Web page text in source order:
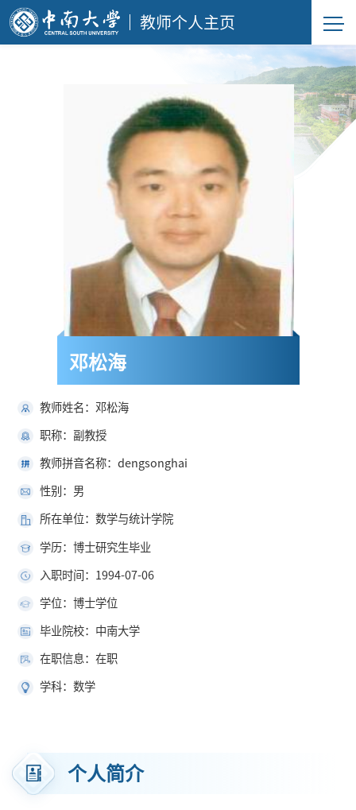
教师个人主页
邓松海
教师姓名：邓松海
职称：副教授
教师拼音名称：dengsonghai
性别：男
所在单位：数学与统计学院
学历：博士研究生毕业
入职时间：1994-07-06
学位：博士学位
毕业院校：中南大学
在职信息：在职
学科：数学
个人简介